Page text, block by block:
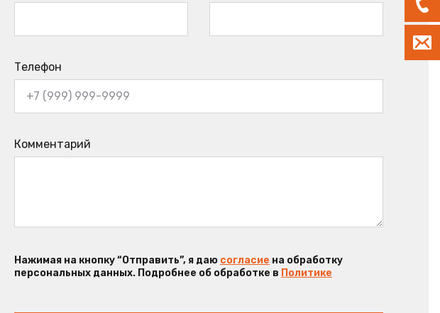
Телефон
Комментарий
Нажимая на кнопку “Отправить”, я даю согласие на обработку
персональных данных. Подробнее об обработке в Политике